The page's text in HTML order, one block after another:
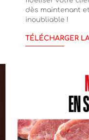
dès maintenant
inoubliable !
TÉLÉCHARGER